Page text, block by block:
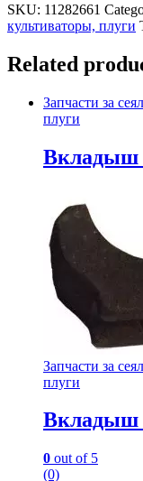
SKU: 11282661
культиваторы, плуги
Related
Запчасти за
плуги
Вкладыш
Запчасти за
плуги
Вкладыш
0 out of 5
(0)